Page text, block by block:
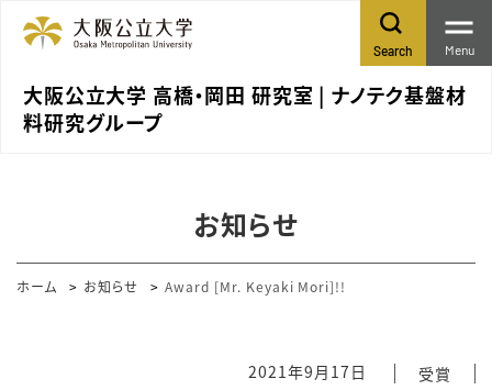
大阪公立大学 高橋・岡田 研究室 | ナノテク基盤材
料研究グループ
Search Menu
お知らせ
ホーム お知らせ Award [Mr. Keyaki Mori]!!
2021年9月17日 受賞